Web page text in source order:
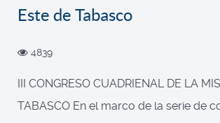
Este de Tabasco
4839
III CONGRESO CUADRIENAL DE LA
TABASCO En el marco de la serie de